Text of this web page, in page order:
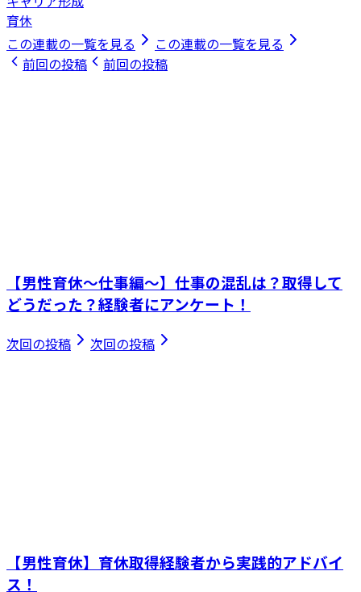
育休
この連載の一覧を見る
この連載の一覧を見る
前回の投稿
前回の投稿
【男性育休～仕事編～】仕事の混乱は？取得して
どうだった？経験者にアンケート！
次回の投稿 次回の投稿
【男性育休】育休取得経験者から実践的アドバイ
ス！